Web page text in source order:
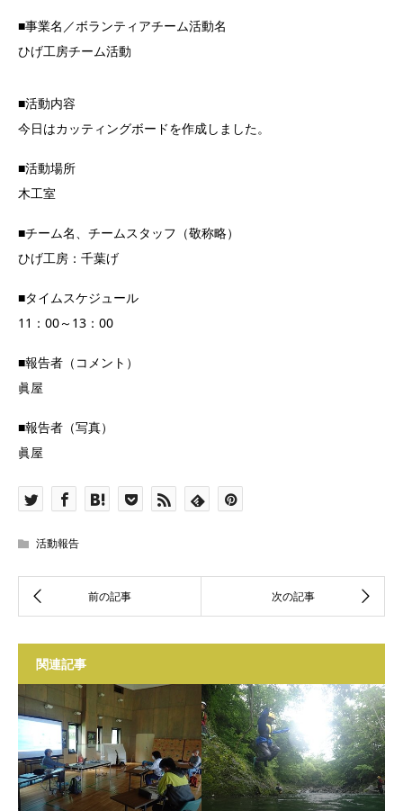
■事業名／ボランティアチーム活動名
ひげ工房チーム活動
■活動内容
今日はカッティングボードを作成しました。
■活動場所
木工室
■チーム名、チームスタッフ（敬称略）
ひげ工房：千葉げ
■タイムスケジュール
11：00～13：00
■報告者（コメント）
眞屋
■報告者（写真）
眞屋
活動報告
関連記事